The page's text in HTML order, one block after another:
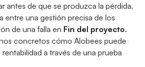
antes de que se produzca la pérdida.
entre una gestión precisa de los
de una falla en Fin del proyecto.
concretos cómo Alobees puede
a través de una prueba